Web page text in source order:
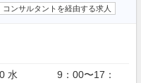
コンサルタントを経由する求人
00 水 9：00〜17：